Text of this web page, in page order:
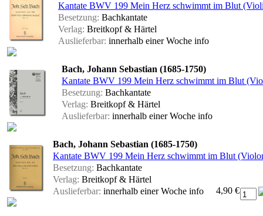
Kantate BWV 199 Mein Herz schwimmt im Blut
Besetzung: Bachkantate
Verlag: Breitkopf & Härtel
Auslieferbar: innerhalb einer Woche info
Bach, Johann Sebastian (1685-1750)
Kantate BWV 199 Mein Herz schwimmt im Blut
Besetzung: Bachkantate
Verlag: Breitkopf & Härtel
Auslieferbar: innerhalb einer Woche info
Bach, Johann Sebastian (1685-1750)
Kantate BWV 199 Mein Herz schwimmt im Blut
Besetzung: Bachkantate
Verlag: Breitkopf & Härtel
Auslieferbar: innerhalb einer Woche info 4,90 €